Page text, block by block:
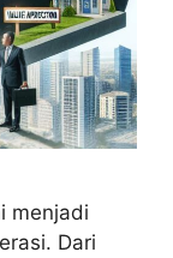
menjadi
Dari